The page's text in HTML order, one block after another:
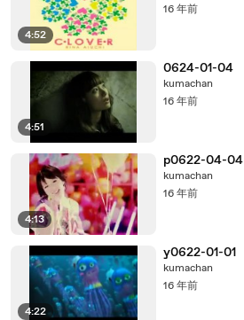
4:52
16 年前
4:51
0624-01-04
kumachan
16 年前
4:13
p0622-04-04
kumachan
16 年前
4:22
y0622-01-01
kumachan
16 年前